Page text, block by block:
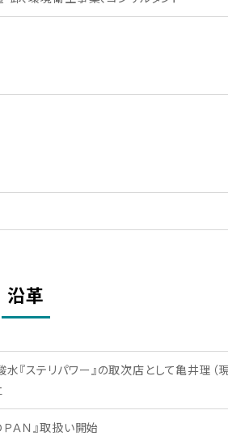
沿革
ステリパワー』の取次店として亀井理（
ＡＮ』取扱い開始